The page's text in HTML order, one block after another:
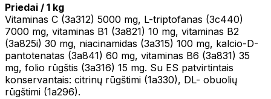
Priedai / 1 kg
Vitaminas C (3a312) 5000 mg, L-triptofanas (3c440)
7000 mg, vitaminas B1 (3a821) 10 mg, vitaminas B2
(3a825i) 30 mg, niacinamidas (3a315) 100 mg, kalcio-D-
pantotenatas (3a841) 60 mg, vitaminas B6 (3a831) 35
mg, folio rūgštis (3a316) 15 mg. Su ES patvirtintais
konservantais: citrinų rūgštimi (1a330), DL- obuolių
rūgštimi (1a296).